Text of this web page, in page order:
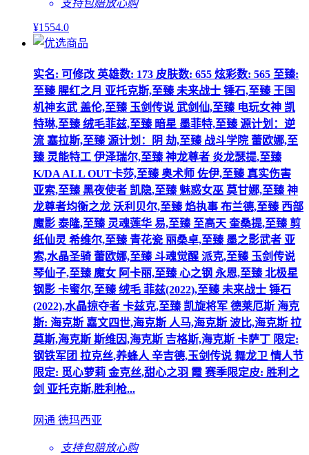
支持包赔放心购
¥1554.0
实名: 可修改 英雄数: 173 皮肤数: 655 炫彩数: 565 至臻:
至臻 腥红之月 亚托克斯,至臻 未来战士 锤石,至臻 王国
机神玄武 盖伦,至臻 玉剑传说 武剑仙,至臻 电玩女神 凯
特琳,至臻 绒毛菲兹,至臻 暗星 墨菲特,至臻 源计划：逆
流 塞拉斯,至臻 源计划：阴 劫,至臻 战斗学院 蕾欧娜,至
臻 灵能特工 伊泽瑞尔,至臻 神龙尊者 炎龙瑟提,至臻
K/DA ALL OUT卡莎,至臻 奥术师 佐伊,至臻 真实伤害
亚索,至臻 黑夜使者 凯隐,至臻 魅惑女巫 莫甘娜,至臻 神
龙尊者均衡之龙 沃利贝尔,至臻 焰执事 布兰德,至臻 西部
魔影 泰隆,至臻 灵魂莲华 易,至臻 至高天 奎桑提,至臻 剪
纸仙灵 希维尔,至臻 青花瓷 丽桑卓,至臻 墨之影武者 亚
索,水晶圣骑 蕾欧娜,至臻 斗魂觉醒 派克,至臻 玉剑传说
琴仙子,至臻 魔女 阿卡丽,至臻 心之钢 永恩,至臻 北极星
钢影 卡蜜尔,至臻 绒毛 菲兹(2022),至臻 未来战士 锤石
(2022),水晶掠夺者 卡兹克,至臻 凯旋将军 德莱厄斯 海克
斯: 海克斯 嘉文四世,海克斯 人马,海克斯 波比,海克斯 拉
莫斯,海克斯 斯维因,海克斯 吉格斯,海克斯 卡萨丁 限定:
钢铁军团 拉克丝,养蜂人 辛吉德,玉剑传说 舞龙卫 情人节
限定: 觅心萝莉 金克丝,甜心之羽 霞 赛季限定皮: 胜利之
剑 亚托克斯,胜利枪...
网通 德玛西亚
支持包赔放心购